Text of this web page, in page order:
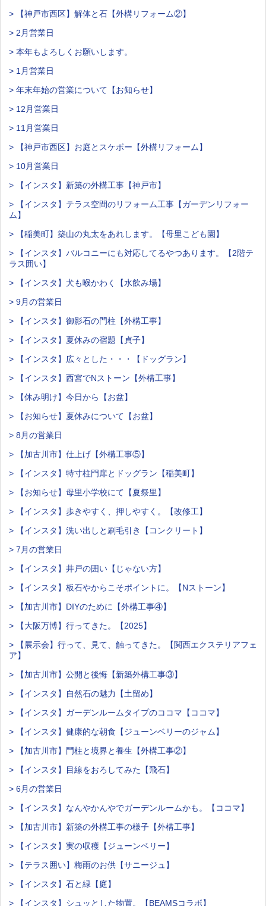
> 【神戸市西区】解体と石【外構リフォーム②】
> 2月営業日
> 本年もよろしくお願いします。
> 1月営業日
> 年末年始の営業について【お知らせ】
> 12月営業日
> 11月営業日
> 【神戸市西区】お庭とスケボー【外構リフォーム】
> 10月営業日
> 【インスタ】新築の外構工事【神戸市】
> 【インスタ】テラス空間のリフォーム工事【ガーデンリフォー
ム】
> 【稲美町】築山の丸太をあれします。【母里こども園】
> 【インスタ】バルコニーにも対応してるやつあります。【2階テ
ラス囲い】
> 【インスタ】犬も喉かわく【水飲み場】
> 9月の営業日
> 【インスタ】御影石の門柱【外構工事】
> 【インスタ】夏休みの宿題【貞子】
> 【インスタ】広々とした・・・【ドッグラン】
> 【インスタ】西宮でNストーン【外構工事】
> 【休み明け】今日から【お盆】
> 【お知らせ】夏休みについて【お盆】
> 8月の営業日
> 【加古川市】仕上げ【外構工事⑤】
> 【インスタ】特寸柱門扉とドッグラン【稲美町】
> 【お知らせ】母里小学校にて【夏祭里】
> 【インスタ】歩きやすく、押しやすく。【改修工】
> 【インスタ】洗い出しと刷毛引き【コンクリート】
> 7月の営業日
> 【インスタ】井戸の囲い【じゃない方】
> 【インスタ】板石やからこそポイントに。【Nストーン】
> 【加古川市】DIYのために【外構工事④】
> 【大阪万博】行ってきた。【2025】
> 【展示会】行って、見て、触ってきた。【関西エクステリアフェ
ア】
> 【加古川市】公開と後悔【新築外構工事③】
> 【インスタ】自然石の魅力【土留め】
> 【インスタ】ガーデンルームタイプのココマ【ココマ】
> 【インスタ】健康的な朝食【ジューンベリーのジャム】
> 【加古川市】門柱と境界と養生【外構工事②】
> 【インスタ】目線をおろしてみた【飛石】
> 6月の営業日
> 【インスタ】なんやかんやでガーデンルームかも。【ココマ】
> 【加古川市】新築の外構工事の様子【外構工事】
> 【インスタ】実の収穫【ジューンベリー】
> 【テラス囲い】梅雨のお供【サニージュ】
> 【インスタ】石と緑【庭】
> 【インスタ】シュッとした物置。【BEAMSコラボ】